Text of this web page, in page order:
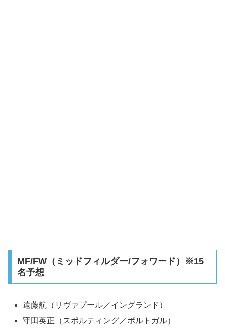
MF/FW（ミッドフィルダー/フォワード）※15
名予想
遠藤航（リヴァプール／イングランド）
守田英正（スポルティング／ポルトガル）